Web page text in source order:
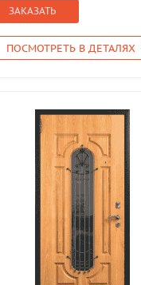
ЗАКАЗАТЬ
ПОСМОТРЕТЬ В ДЕТАЛЯХ